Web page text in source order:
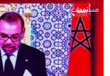
مستجدات